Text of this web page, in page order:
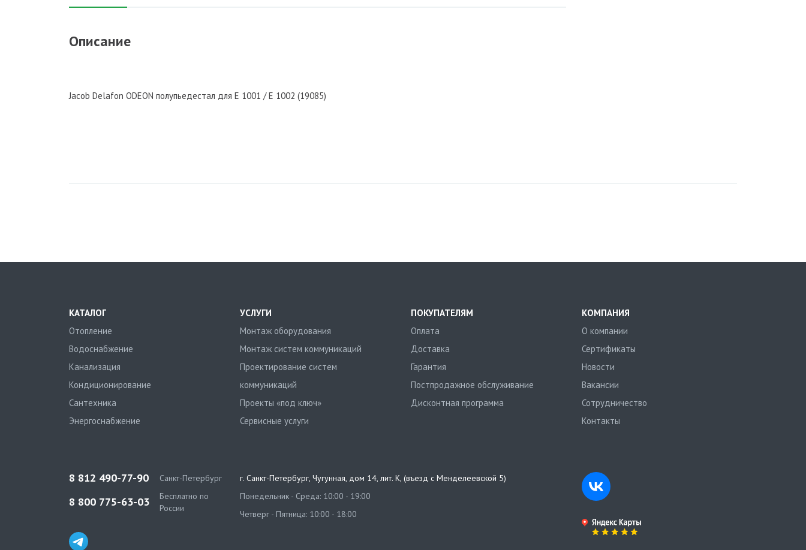
Описание
Jacob Delafon ODEON полупьедестал для Е 1001 / Е 1002 (19085)
КАТАЛОГ
Отопление
Водоснабжение
Канализация
Кондиционирование
Сантехника
Энергоснабжение
УСЛУГИ
Монтаж оборудования
Монтаж систем коммуникаций
Проектирование систем
коммуникаций
Проекты «под ключ»
Сервисные услуги
ПОКУПАТЕЛЯМ
Оплата
Доставка
Гарантия
Постпродажное обслуживание
Дисконтная программа
КОМПАНИЯ
О компании
Сертификаты
Новости
Вакансии
Сотрудничество
Контакты
8 812 490-77-90 Санкт-Петербург
8 800 775-63-03
Бесплатно по
России
г. Санкт-Петербург, Чугунная, дом 14, лит. К, (въезд с Менделеевской 5)
Понедельник - Среда: 10:00 - 19:00
Четверг - Пятница: 10:00 - 18:00